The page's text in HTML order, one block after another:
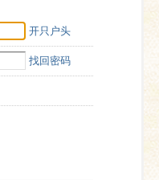
开只户头
找回密码